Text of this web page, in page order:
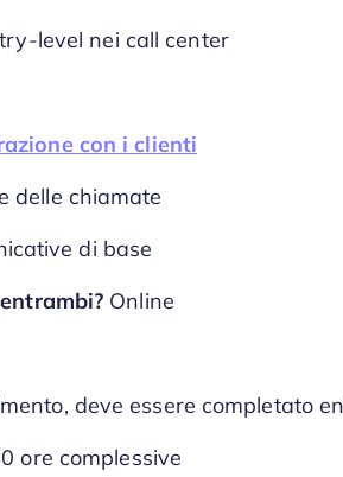
level nei call center
con i clienti
delle chiamate
di base
Online
deve essere completato
ore complessive